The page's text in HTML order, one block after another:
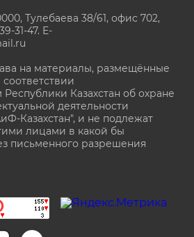
Тулебаева 38/61, офис 702,
31-47. E-
на материалы, размещённые
Республики Казахстан об охране
деятельности
Казахстан", и не подлежат
лицами в какой бы
письменного разрешения